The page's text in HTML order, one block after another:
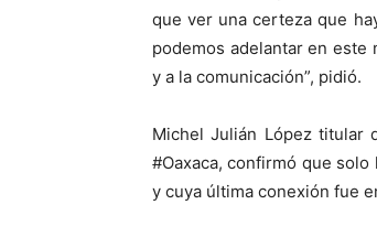
que ver una certeza que
podemos adelantar en este
y a la comunicación”, pidió.
Michel Julián López titular
#Oaxaca, confirmó que
y cuya última conexión fue